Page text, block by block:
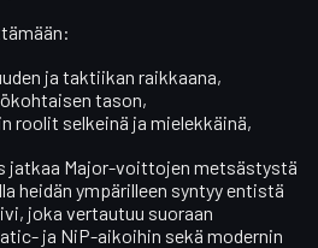
ja taktiikan raikkaana,
tason,
roolit selkeinä ja mielekkäinä,
jatkaa Major-voittojen metsästystä
heidän ympärilleen syntyy entistä
, joka vertautuu suoraan
ja NiP-aikoihin sekä modernin